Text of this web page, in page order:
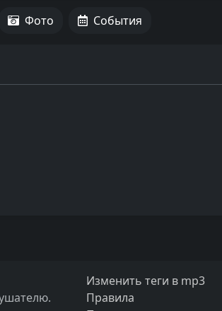
Фото События
Изменить теги в mp3
Правила